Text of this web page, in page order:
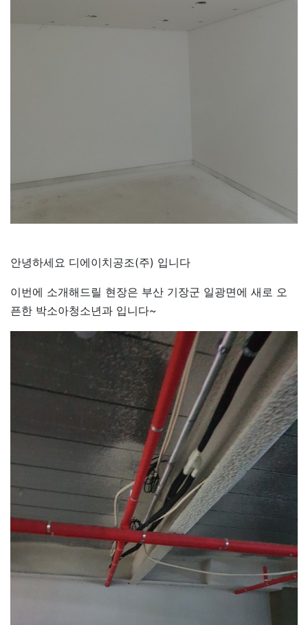
안녕하세요 디에이치공조(주) 입니다
이번에 소개해드릴 현장은 부산 기장군 일광면에 새로 오
픈한 박소아청소년과 입니다~